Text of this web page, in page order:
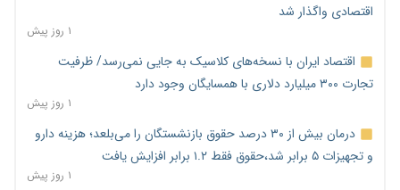
اقتصادی واگذار شد
۱ روز پیش
اقتصاد ایران با نسخه‌های کلاسیک به جایی نمی‌رسد/ ظرفیت
تجارت ۳۰۰ میلیارد دلاری با همسایگان وجود دارد
۱ روز پیش
درمان بیش از ۳۰ درصد حقوق بازنشستگان را می‌بلعد؛ هزینه دارو
و تجهیزات ۵ برابر شد،حقوق فقط ۱.۲ برابر افزایش یافت
۱ روز پیش